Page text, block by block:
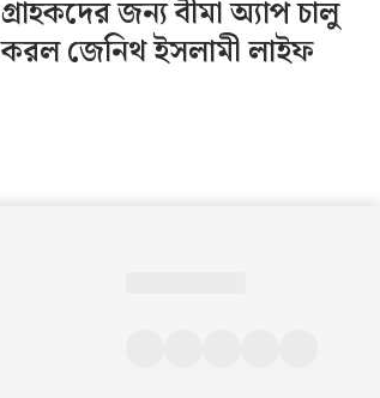
গ্রাহকদের জন্য বীমা অ্যাপ চালু
করল জেনিথ ইসলামী লাইফ